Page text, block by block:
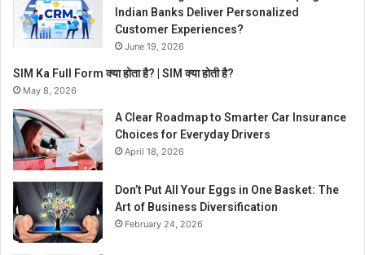
Indian Banks Deliver Personalized
Customer Experiences?
June 19, 2026
SIM Ka Full Form क्या होता है? | SIM क्या होती है?
May 8, 2026
A Clear Roadmap to Smarter Car Insurance
Choices for Everyday Drivers
April 18, 2026
Don’t Put All Your Eggs in One Basket: The
Art of Business Diversification
February 24, 2026